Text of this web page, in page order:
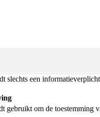
slechts een
om de toestemming